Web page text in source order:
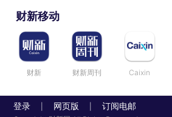
财新移动
财新 财新周刊 Caixin
登录 网页版 订阅电邮